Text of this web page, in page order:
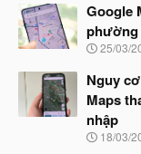
Google
phường
N
à
y
b
ắ
t
25/03/
Nguy
Maps
nhập
N
18/03/